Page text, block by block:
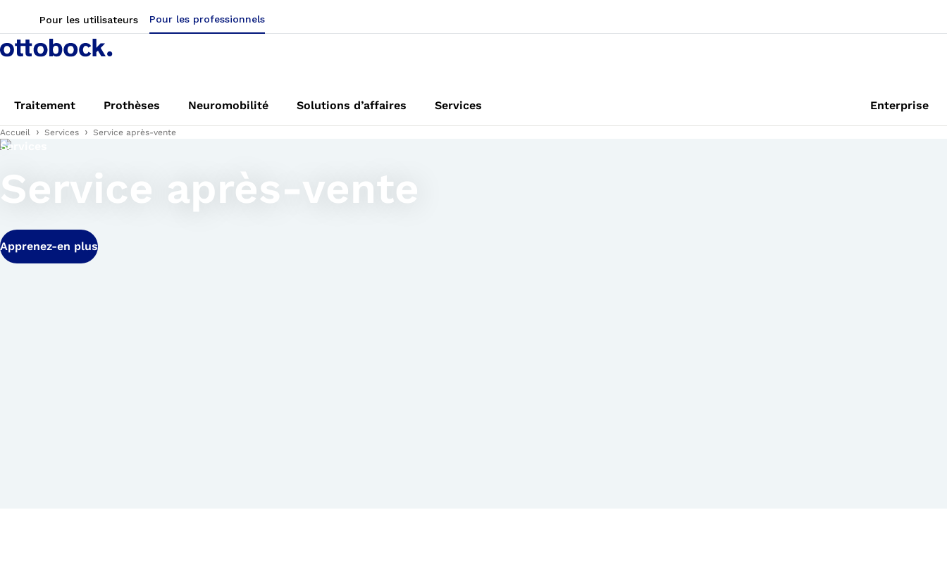
Pour les utilisateurs Pour les professionnels
Traitement Prothèses Neuromobilité Solutions d’affaires Services Enterprise
Accueil Services Service après-vente
Services
Service après-vente
Apprenez-en plus